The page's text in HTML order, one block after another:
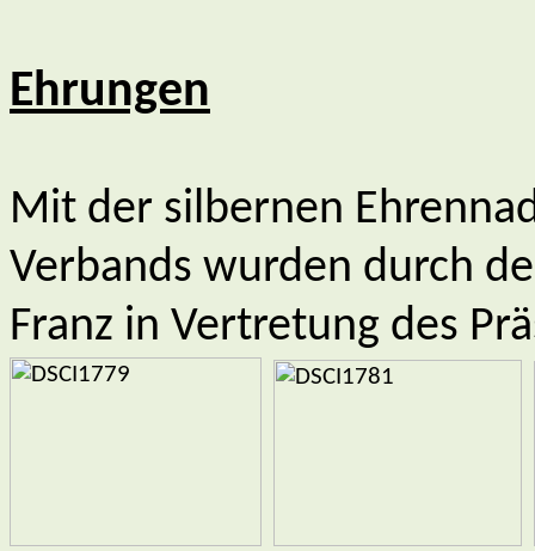
Ehrungen
Mit der silbernen
Verbands wurden durch
Franz in Vertretung des